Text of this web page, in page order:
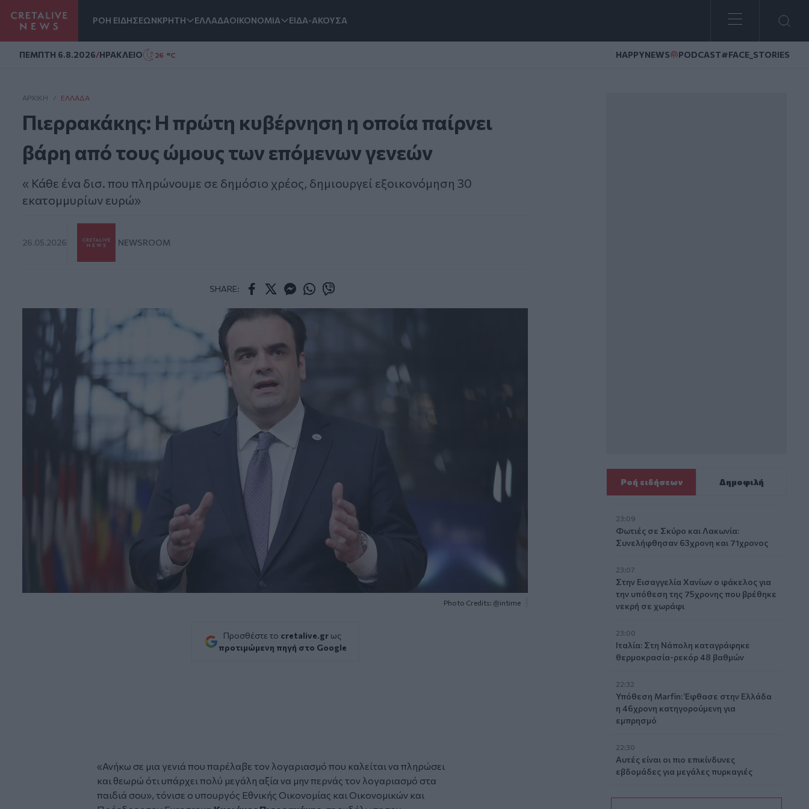
ΡΟΗ ΕΙΔΗΣΕΩΝΚΡΗΤΗ ΕΛΛΑΔΑΟΙΚΟΝΟΜΙΑ ΕΙΔΑ-ΑΚΟΥΣΑ
ΠΕΜΠΤΗ 6.8.2026/ΗΡΑΚΛΕΙΟ 26 °C HAPPYNEWS PODCAST#FACE_STORIES
ΑΡΧΙΚΗ / ΕΛΛΆΔΑ
Πιερρακάκης: Η πρώτη κυβέρνηση η οποία παίρνει
βάρη από τους ώμους των επόμενων γενεών
« Κάθε ένα δισ. που πληρώνουμε σε δημόσιο χρέος, δημιουργεί εξοικονόμηση 30
εκατομμυρίων ευρώ»
26.05.2026 NEWSROOM
SHARE:
Photo Credits: @intime
Προσθέστε το cretalive.gr ως
προτιμώμενη πηγή στο Google
«Ανήκω σε μια γενιά που παρέλαβε τον λογαριασμό που καλείται να πληρώσει
και θεωρώ ότι υπάρχει πολύ μεγάλη αξία να μην περνάς τον λογαριασμό στα
παιδιά σου», τόνισε ο υπουργός Εθνικής Οικονομίας και Οικονομικών και
Ροή ειδήσεων Δημοφιλή
23:09
Φωτιές σε Σκύρο και Λακωνία:
Συνελήφθησαν 63χρονη και 71χρονος
23:07
Στην Εισαγγελία Χανίων ο φάκελος για
την υπόθεση της 75χρονης που βρέθηκε
νεκρή σε χωράφι
23:00
Ιταλία: Στη Νάπολη καταγράφηκε
θερμοκρασία-ρεκόρ 48 βαθμών
22:32
Υπόθεση Marfin: Έφθασε στην Ελλάδα
η 46χρονη κατηγορούμενη για
εμπρησμό
22:30
Αυτές είναι οι πιο επικίνδυνες
εβδομάδες για μεγάλες πυρκαγιές
22:21